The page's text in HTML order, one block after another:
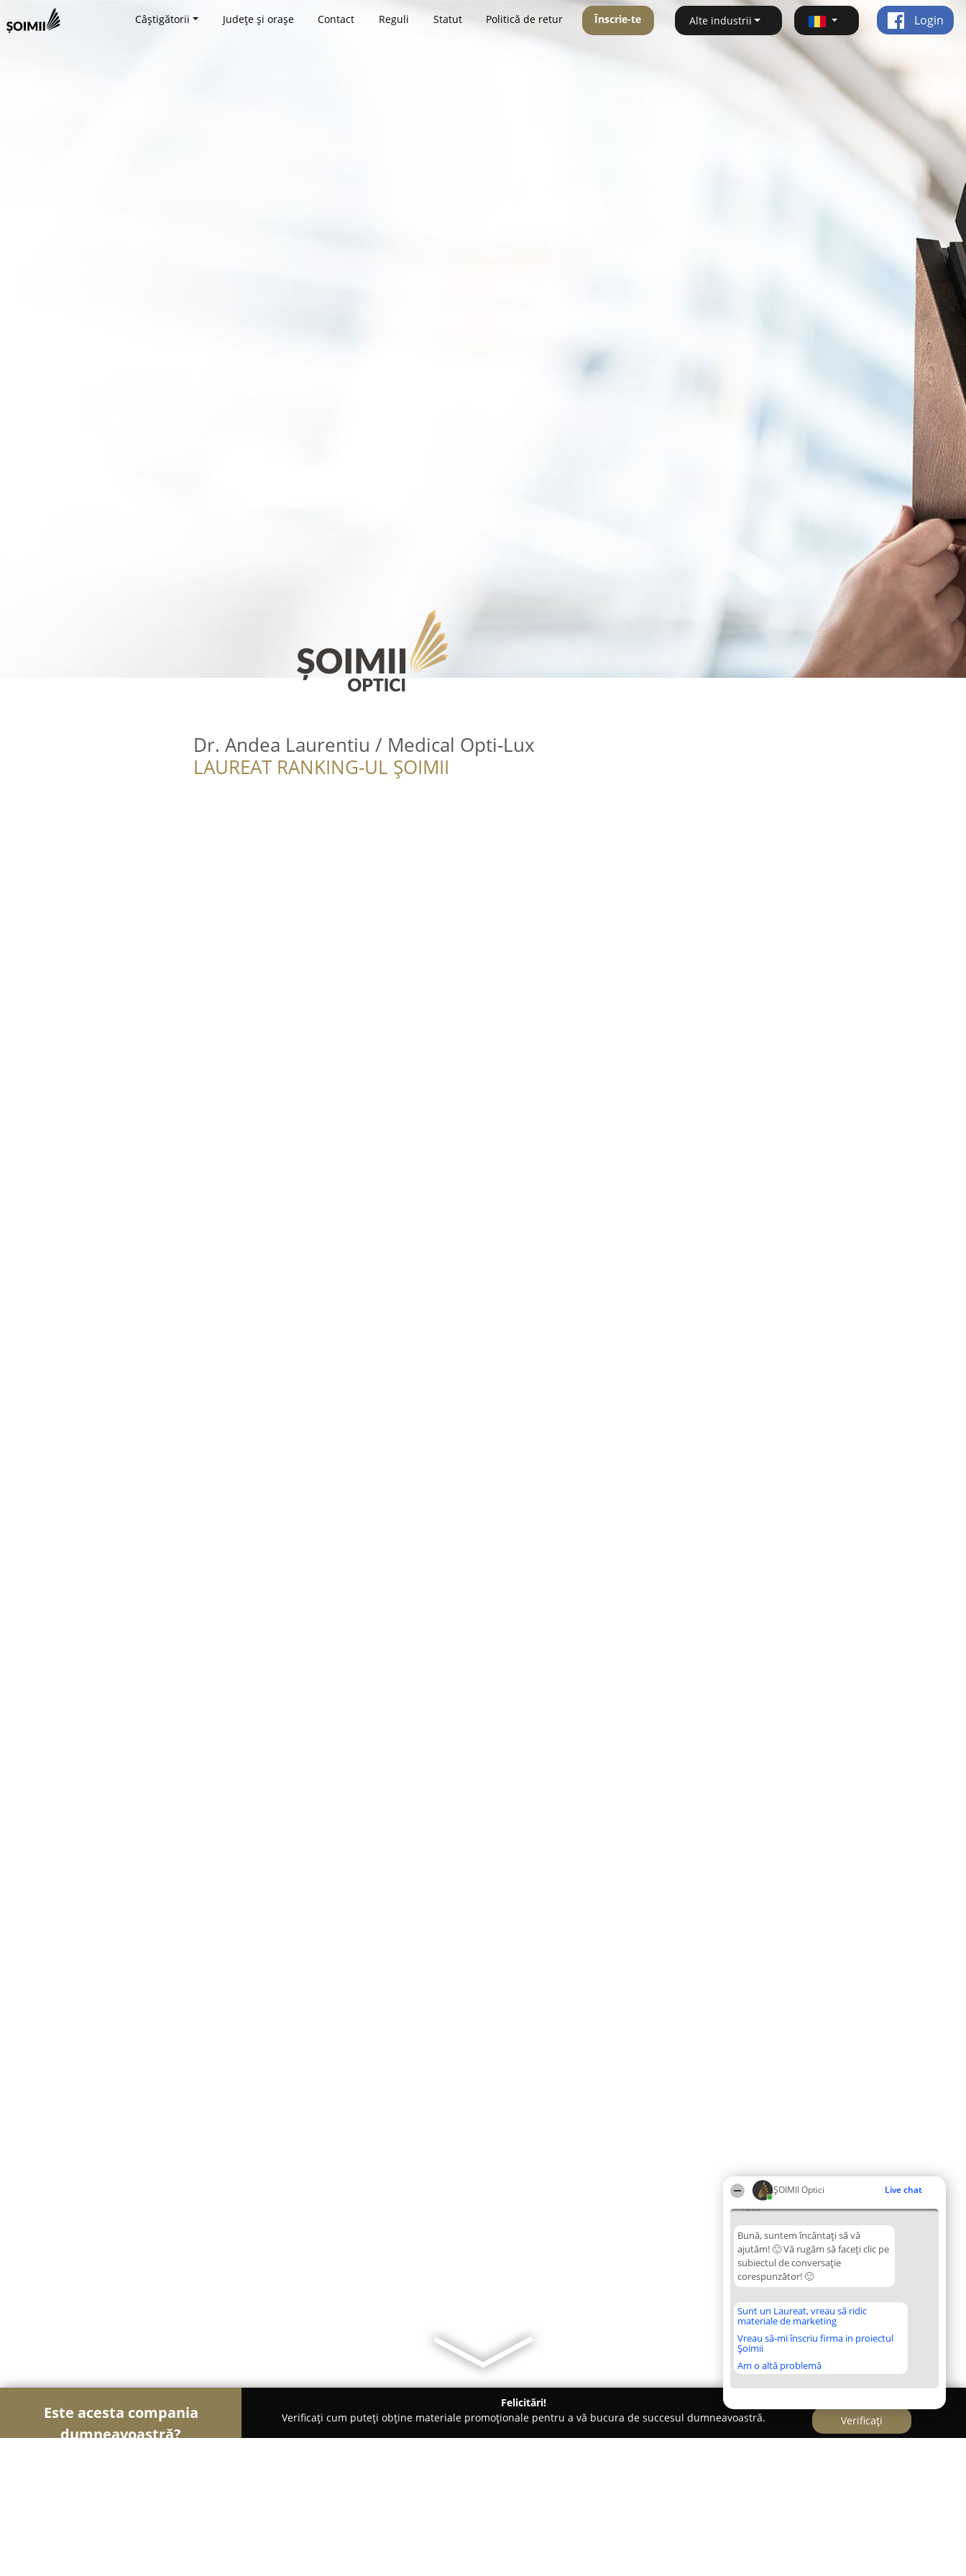
ȘOIMII Optici Live chat
15:09
Bună, suntem încântați să vă
ajutăm! 🙂 Vă rugăm să faceți clic pe
subiectul de conversație
corespunzător! 🙂
Sunt un Laureat, vreau să ridic
materiale de marketing
Vreau să-mi înscriu firma in proiectul
Șoimii
Am o altă problemă
Câștigătorii Județe și orașe Contact Reguli Statut Politică de retur Înscrie-te Alte industrii Login
Dr. Andea Laurentiu / Medical Opti-Lux
LAUREAT RANKING-UL ȘOIMII
Este acesta compania
dumneavoastră?
Felicitări!
Verificați cum puteți obține materiale promoționale pentru a vă bucura de succesul dumneavoastră.
Verificați